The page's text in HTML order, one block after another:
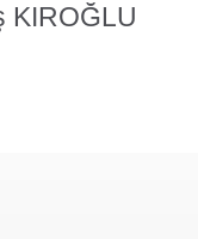
KIROĞLU